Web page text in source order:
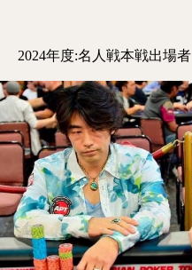
2024年度:名人戦本戦出場者